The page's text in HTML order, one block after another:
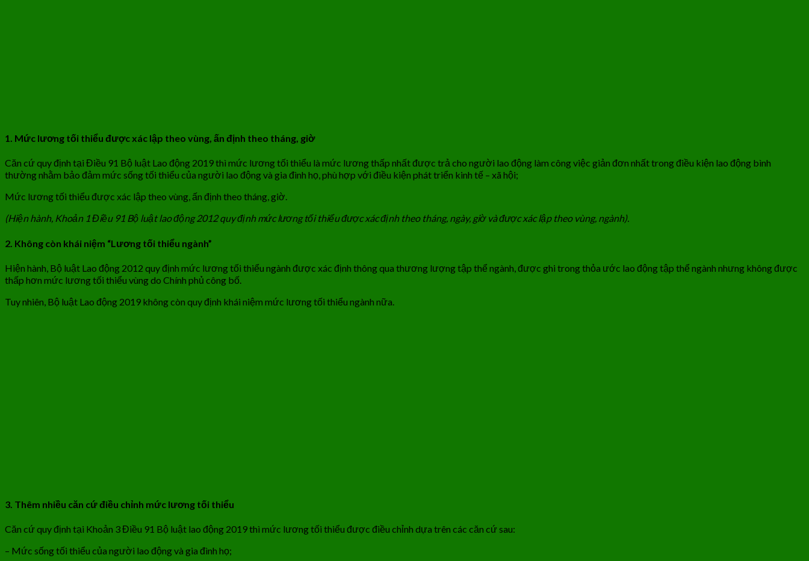
1. Mức lương tối thiểu được xác lập theo vùng, ấn định theo tháng, giờ
Căn cứ quy định tại Điều 91 Bộ luật Lao động 2019 thì mức lương tối thiểu là mức lương thấp nhất được trả cho người lao động làm công việc giản đơn nhất trong điều kiện lao động bình
thường nhằm bảo đảm mức sống tối thiểu của người lao động và gia đình họ, phù hợp với điều kiện phát triển kinh tế – xã hội;
Mức lương tối thiểu được xác lập theo vùng, ấn định theo tháng, giờ.
(Hiện hành, Khoản 1 Điều 91 Bộ luật lao động 2012 quy định mức lương tối thiểu được xác định theo tháng, ngày, giờ và được xác lập theo vùng, ngành).
2. Không còn khái niệm “Lương tối thiểu ngành”
Hiện hành, Bộ luật Lao động 2012 quy định mức lương tối thiểu ngành được xác định thông qua thương lượng tập thể ngành, được ghi trong thỏa ước lao động tập thể ngành nhưng không được
thấp hơn mức lương tối thiểu vùng do Chính phủ công bố.
Tuy nhiên, Bộ luật Lao động 2019 không còn quy định khái niệm mức lương tối thiểu ngành nữa.
3. Thêm nhiều căn cứ điều chỉnh mức lương tối thiểu
Căn cứ quy định tại Khoản 3 Điều 91 Bộ luật lao động 2019 thì mức lương tối thiểu được điều chỉnh dựa trên các căn cứ sau:
– Mức sống tối thiểu của người lao động và gia đình họ;